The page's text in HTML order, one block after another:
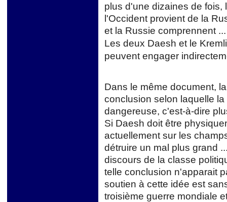
plus d'une dizaines de
l'Occident provient de la
et la Russie comprennent ...
Les deux Daesh et le
peuvent engager
Dans le même document,
conclusion selon laquelle
dangereuse, c'est-à-dire
Si Daesh doit être
actuellement sur les
détruire un mal plus grand
discours de la classe
telle conclusion n'apparait
soutien à cette idée est
troisième guerre mondiale